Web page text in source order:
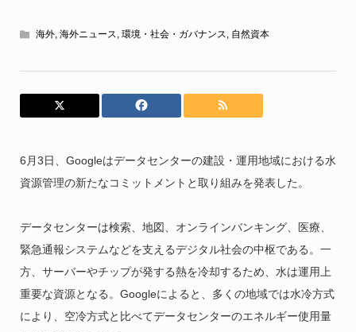
海外, 海外ニュース 環境・社会・ガバナンス 自然資本
6月3日、Googleはデータセンターの建設・運用地域における水
資源管理の新たなコミットメントと取り組みを発表した。
データセンターは検索、地図、オンラインバンキング、医療、
緊急通報システムなどを支えるデジタル社会の中枢である。一
方、サーバーやチップが発する熱を冷却するため、水は運用上
重要な資源となる。Googleによると、多くの地域では水冷方式
により、空冷方式と比べてデータセンターのエネルギー使用量